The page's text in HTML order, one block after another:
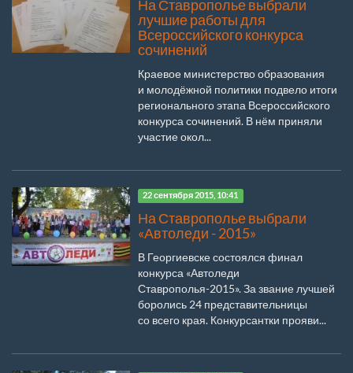
На Ставрополье выбрали
лучшие работы для
Всероссийского конкурса
сочинений
Краевое министерство образования
и молодёжной политики подвело итоги
регионального этапа Всероссийского
конкурса сочинений. В нём приняли
участие окол...
22 сентября 2015, 10:41
На Ставрополье выбрали
«Автоледи - 2015»
В Георгиевске состоялся финал
конкурса «Автоледи
Ставрополья-2015». За звание лучшей
боролись 24 представительницы
со всего края. Конкурсантки прояви...